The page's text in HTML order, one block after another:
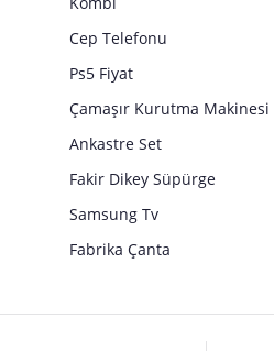
Cep Telefonu
Ps5 Fiyat
Çamaşır Kurutma Makinesi
Ankastre Set
Fakir Dikey Süpürge
Samsung Tv
Fabrika Çanta